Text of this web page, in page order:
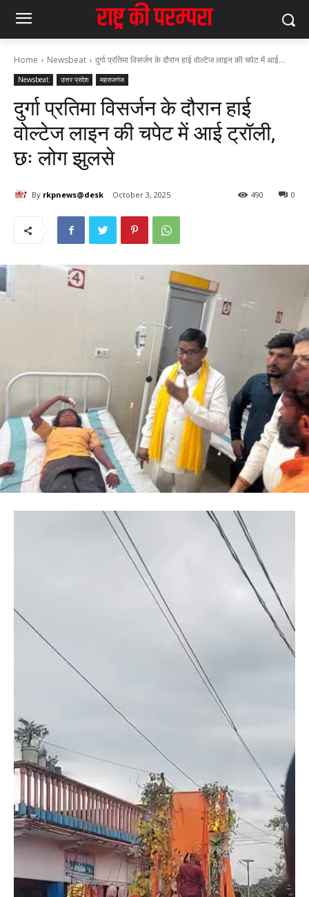
Home Newsbeat दुर्गा प्रतिमा विसर्जन के दौरान हाई वोल्टेज लाइन की चपेट में आई...
Newsbeat उत्तर प्रदेश महराजगंज
दुर्गा प्रतिमा विसर्जन के दौरान हाई
वोल्टेज लाइन की चपेट में आई ट्रॉली,
छः लोग झुलसे
By rkpnews@desk October 3, 2025 0
490